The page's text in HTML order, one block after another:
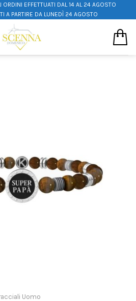
EFFETTUATI DAL 14 AL 24 AGOSTO
A PARTIRE DA LUNEDÌ 24 AGOSTO
Uomo